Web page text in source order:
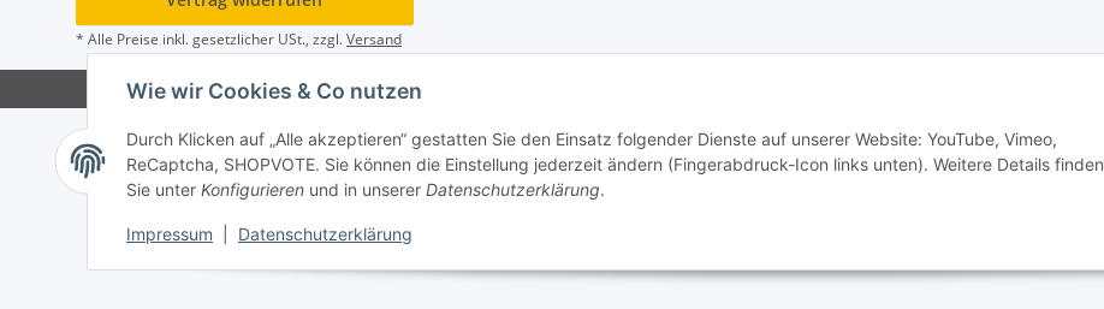
Wie wir Cookies & Co nutzen
Durch Klicken auf „Alle akzeptieren“ gestatten Sie den Einsatz folgender Dienste auf unserer Website: YouTube, Vimeo,
ReCaptcha, SHOPVOTE. Sie können die Einstellung jederzeit ändern (Fingerabdruck-Icon links unten). Weitere Details finden
Sie unter Konfigurieren und in unserer Datenschutzerklärung.
Impressum Datenschutzerklärung
* Alle Preise inkl. gesetzlicher USt., zzgl.Versand